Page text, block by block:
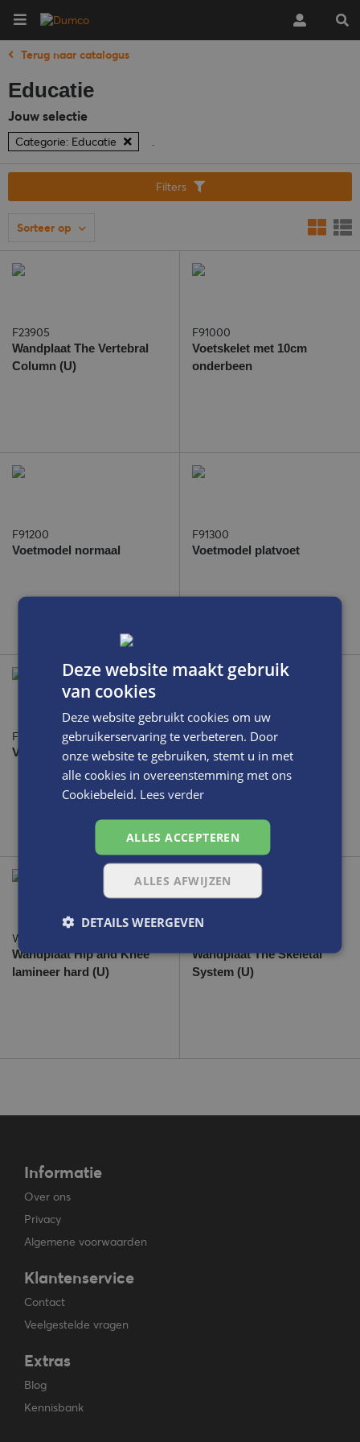
Terug naar catalogus
Educatie
Jouw selectie
Categorie: Educatie .
Filters
Sorteer op
F23905
Wandplaat The Vertebral
Column (U)
F91000
Voetskelet met 10cm
onderbeen
F91200
Voetmodel normaal
F91300
Voetmodel platvoet
F91400
Voetmodel holvoet
SK-VO
Voetskelet zonder
beenstompen*
WA-002
Wandplaat Hip and Knee
lamineer hard (U)
Wandplaat The Skeletal
System (U)
Informatie
Over ons
Privacy
Algemene voorwaarden
Klantenservice
Contact
Veelgestelde vragen
Extras
Blog
Kennisbank
Deze website maakt gebruik
van cookies
Deze website gebruikt cookies om uw
gebruikerservaring te verbeteren. Door
onze website te gebruiken, stemt u in met
alle cookies in overeenstemming met ons
Cookiebeleid. Lees verder
ALLES ACCEPTEREN
ALLES AFWIJZEN
DETAILS WEERGEVEN